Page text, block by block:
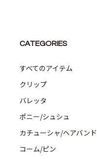
CATEGORIES
すべてのアイテム
クリップ
バレッタ
ポニー/シュシュ
カチューシャ/ヘアバンド
コーム/ピン